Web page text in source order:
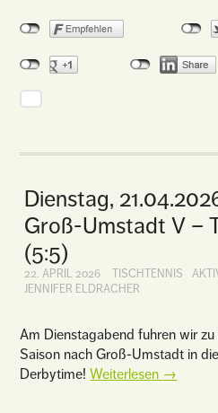
Dienstag,
Groß-Umstadt V –
(5:5)
22. APRIL 2026 TISCHTENNIS
JENNIFER ELDRACHER
Am Dienstagabend fuhren wir
Saison nach Groß-Umstadt in
Derbytime!Weiterlesen →